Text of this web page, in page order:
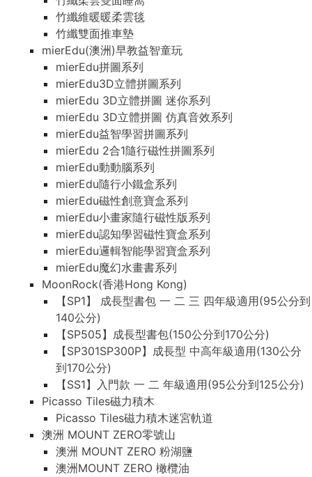
竹纖維暖暖柔雲毯
竹纖雙面推車墊
mierEdu(澳洲)早教益智童玩
mierEdu拼圖系列
mierEdu3D立體拼圖系列
mierEdu 3D立體拼圖 迷你系列
mierEdu 3D立體拼圖 仿真音效系列
mierEdu益智學習拼圖系列
mierEdu 2合1隨行磁性拼圖系列
mierEdu動動腦系列
mierEdu隨行小鐵盒系列
mierEdu磁性創意寶盒系列
mierEdu小畫家隨行磁性版系列
mierEdu認知學習磁性寶盒系列
mierEdu邏輯智能學習寶盒系列
mierEdu魔幻水畫書系列
MoonRock(香港Hong Kong)
【SP1】 成長型書包 一 二 三 四年級適用(95公分到
140公分)
【SP505】成長型書包(150公分到170公分)
【SP301SP300P】成長型 中高年級適用(130公分
到170公分)
【SS1】入門款 一 二 年級適用(95公分到125公分)
Picasso Tiles磁力積木
Picasso Tiles磁力積木迷宮軌道
澳洲 MOUNT ZERO零號山
澳洲 MOUNT ZERO 粉湖鹽
澳洲MOUNT ZERO 橄欖油